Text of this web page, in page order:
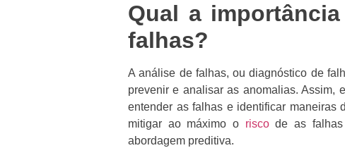
Qual a
falhas?
A análise de falhas, ou diagnóstico de
prevenir e analisar as anomalias. Assim,
entender as falhas e identificar maneiras
mitigar ao máximo o riscode as falhas
abordagem preditiva.